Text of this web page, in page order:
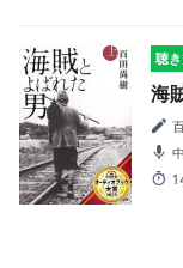
聴
海
中村雅俊, 國村隼, 江原正士, 川島得愛, 佐久間レイ, 福沢
良
佐々